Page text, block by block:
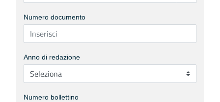
Numero documento
Anno di redazione
Numero bollettino